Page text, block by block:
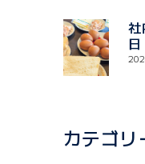
日
カテゴリ